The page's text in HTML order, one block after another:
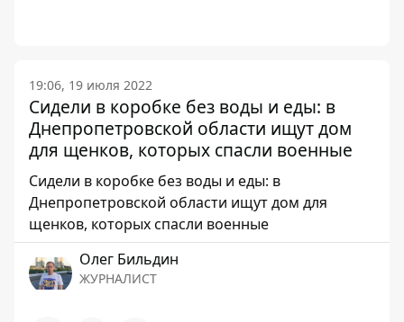
19:06, 19 июля 2022
Сидели в коробке без воды и еды: в
Днепропетровской области ищут дом
для щенков, которых спасли военные
Сидели в коробке без воды и еды: в
Днепропетровской области ищут дом для
щенков, которых спасли военные
Олег Бильдин
ЖУРНАЛИСТ